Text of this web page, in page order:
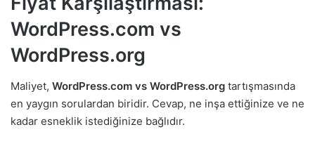
WordPress.com vs
WordPress.org
Maliyet, WordPress.com vs WordPress.org tartışmasında
en yaygın sorulardan biridir. Cevap, ne inşa ettiğinize ve ne
kadar esneklik istediğinize bağlıdır.